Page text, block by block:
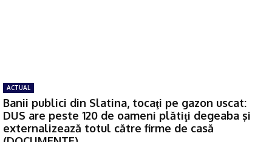
ACTUAL
Banii publici din Slatina, tocaţi pe gazon uscat:
DUS are peste 120 de oameni plătiţi degeaba şi
externalizează totul către firme de casă